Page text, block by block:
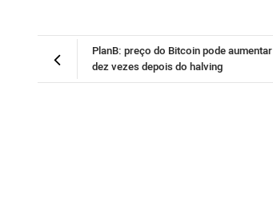
PlanB: preço do Bitcoin pode aumentar
dez vezes depois do halving